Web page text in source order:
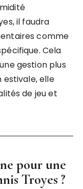
il faudra
comme
Cela
gestion plus
estivale, elle
de jeu et
pour une
Troyes ?